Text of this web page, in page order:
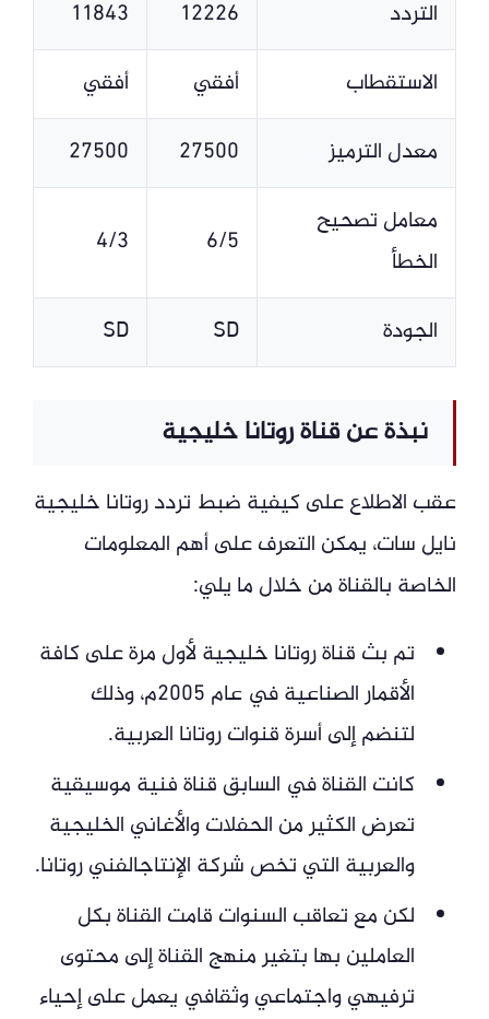
التردد 12226
11843
الاستقطاب
أفقي
أفقي
معدل الترميز
27500
27500
معامل تصحيح
الخطأ
6/5
4/3
الجودة SD
SD
نبذة عن قناة روتانا خليجية
عقب الاطلاع على كيفية ضبط تردد روتانا خليجية
نايل سات، يمكن التعرف على أهم المعلومات
الخاصة بالقناة من خلال ما يلي:
تم بث قناة روتانا خليجية لأول مرة على كافة
الأقمار الصناعية في عام 2005م، وذلك
لتنضم إلى أسرة قنوات روتانا العربية.
كانت القناة في السابق قناة فنية موسيقية
تعرض الكثير من الحفلات والأغاني الخليجية
والعربية التي تخص شركة الإنتاجالفني روتانا.
لكن مع تعاقب السنوات قامت القناة بكل
العاملين بها بتغير منهج القناة إلى محتوى
ترفيهي واجتماعي وثقافي يعمل على إحياء